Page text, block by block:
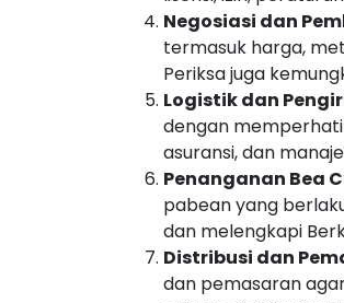
Negosiasi dan
termasuk harga,
Periksa juga
Logistik dan
dengan
asuransi, dan
Penanganan Bea
pabean yang
dan melengkapi
Distribusi dan
dan pemasaran